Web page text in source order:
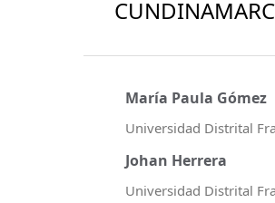
María Paula Gómez
Universidad Distrital
Johan Herrera
Universidad Distrital